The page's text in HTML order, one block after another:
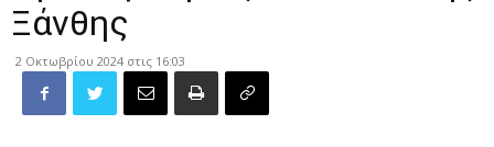
Ξάνθης
2 Οκτωβρίου 2024 στις 16:03